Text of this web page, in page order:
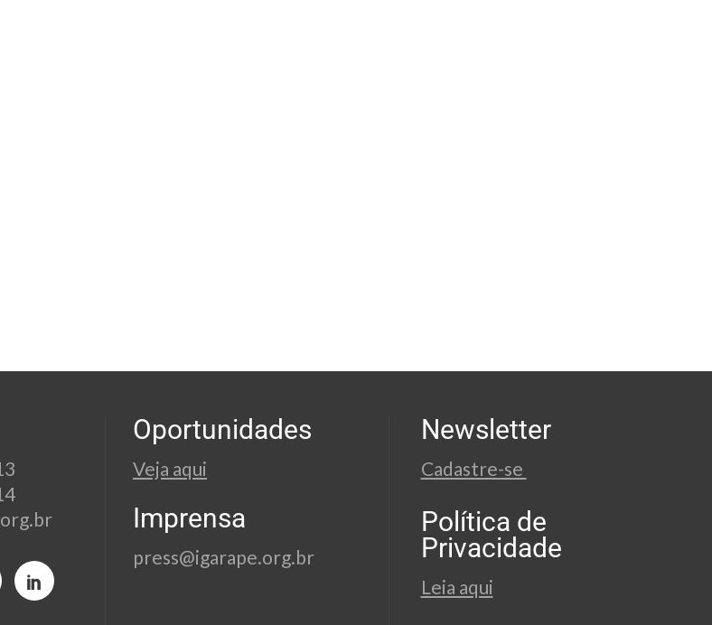
Oportunidades
Veja aqui
Imprensa
press@igarape.org.br
Newsletter
Cadastre-se
Política de
Privacidade
Leia aqui